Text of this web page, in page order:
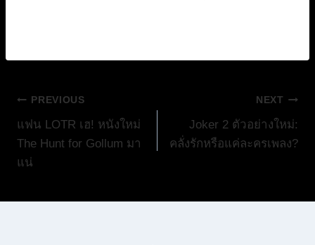
แนะแนว
เรื่อง
PREVIOUS
แฟน LOTR เฮ! หนังใหม่
The Hunt for Gollum มา
แน่
NEXT
Joker 2 ตัวอย่างใหม่:
คลั่งรักหรือแค่ละครเพลง?